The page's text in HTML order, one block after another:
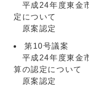
平成24年度東金
定について
原案認定
第10号議案
平成24年度東金
算の認定について
原案認定